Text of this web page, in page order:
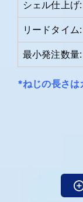
シェル仕上げ:
リードタイム:
最小発注数量:
*ねじの長さは